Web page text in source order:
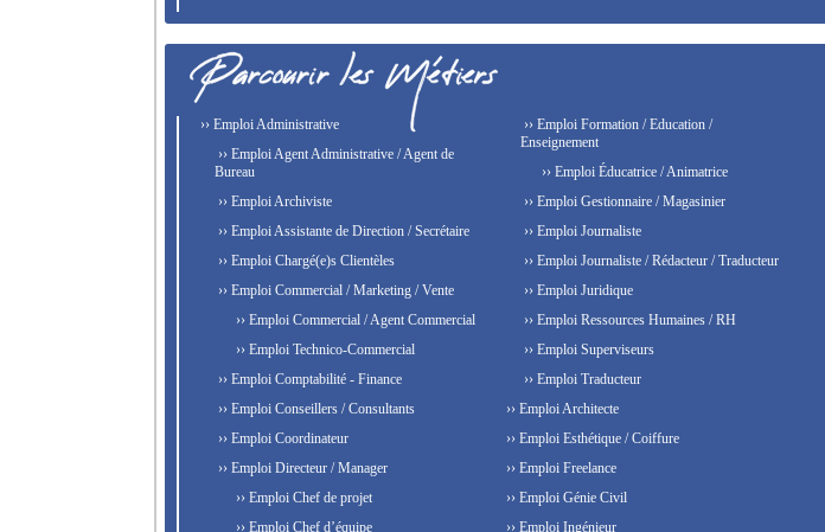
›› Emploi Administrative
›› Emploi Agent Administrative / Agent de
Bureau
›› Emploi Archiviste
›› Emploi Assistante de Direction / Secrétaire
›› Emploi Chargé(e)s Clientèles
›› Emploi Commercial / Marketing / Vente
›› Emploi Commercial / Agent Commercial
›› Emploi Technico-Commercial
›› Emploi Comptabilité - Finance
›› Emploi Conseillers / Consultants
›› Emploi Coordinateur
›› Emploi Directeur / Manager
›› Emploi Chef de projet
›› Emploi Chef d’équipe
›› Emploi Formation / Education /
Enseignement
›› Emploi Éducatrice / Animatrice
›› Emploi Gestionnaire / Magasinier
›› Emploi Journaliste
›› Emploi Journaliste / Rédacteur / Traducteur
›› Emploi Juridique
›› Emploi Ressources Humaines / RH
›› Emploi Superviseurs
›› Emploi Traducteur
›› Emploi Architecte
›› Emploi Esthétique / Coiffure
›› Emploi Freelance
›› Emploi Génie Civil
›› Emploi Ingénieur